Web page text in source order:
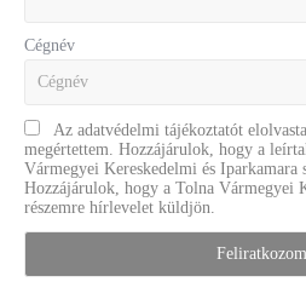
Cégnév
Az adatvédelmi tájékoztatót
megértettem. Hozzájárulok, hogy a
Vármegyei Kereskedelmi és Iparkamara
Hozzájárulok, hogy a Tolna Vármegyei
részemre hírlevelet küldjön.